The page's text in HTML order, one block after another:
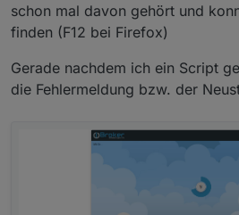
schon mal davon gehört und
finden (F12 bei Firefox)
Gerade nachdem ich ein Script
die Fehlermeldung bzw. der